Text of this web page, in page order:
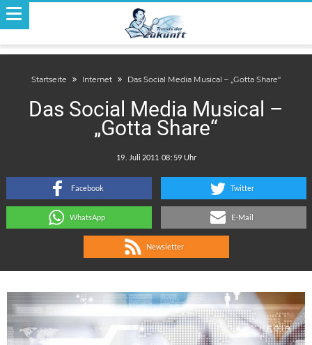
Startseite Internet Das Social Media Musical – „Gotta Share“
Das Social Media Musical –
„Gotta Share“
:
Facebook Twitter
WhatsApp E-Mail
Newsletter